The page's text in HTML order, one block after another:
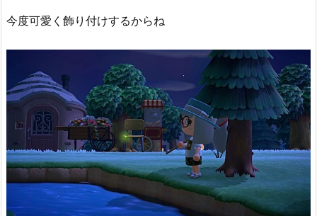
今度可愛く飾り付けするからね